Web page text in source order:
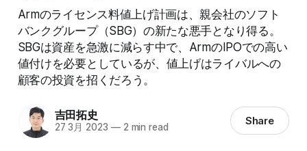
Armのライセンス料値上げ計画は、親会社のソフト
バンクグループ（SBG）の新たな悪手となり得る。
SBGは資産を急激に減らす中で、ArmのIPOでの高い
値付けを必要としているが、値上げはライバルへの
顧客の投資を招くだろう。
吉田拓史
27 3月 2023 —2 min read Share